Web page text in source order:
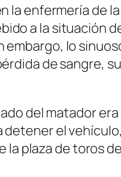
la enfermería de
a la situación
lo
de sangre,
del matador
el
la plaza de toros